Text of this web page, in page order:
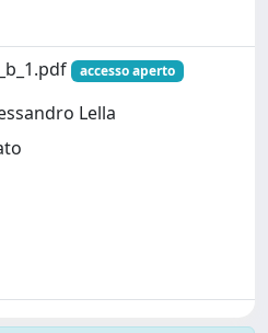
accesso aperto
Lella